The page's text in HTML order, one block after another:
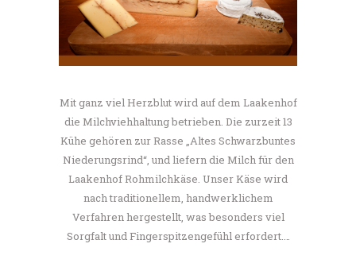
Mit ganz viel Herzblut wird auf dem Laakenhof
die Milchviehhaltung betrieben. Die zurzeit 13
Kühe gehören zur Rasse „Altes Schwarzbuntes
Niederungsrind“, und liefern die Milch für den
Laakenhof Rohmilchkäse. Unser Käse wird
nach traditionellem, handwerklichem
Verfahren hergestellt, was besonders viel
Sorgfalt und Fingerspitzengefühl erfordert.…